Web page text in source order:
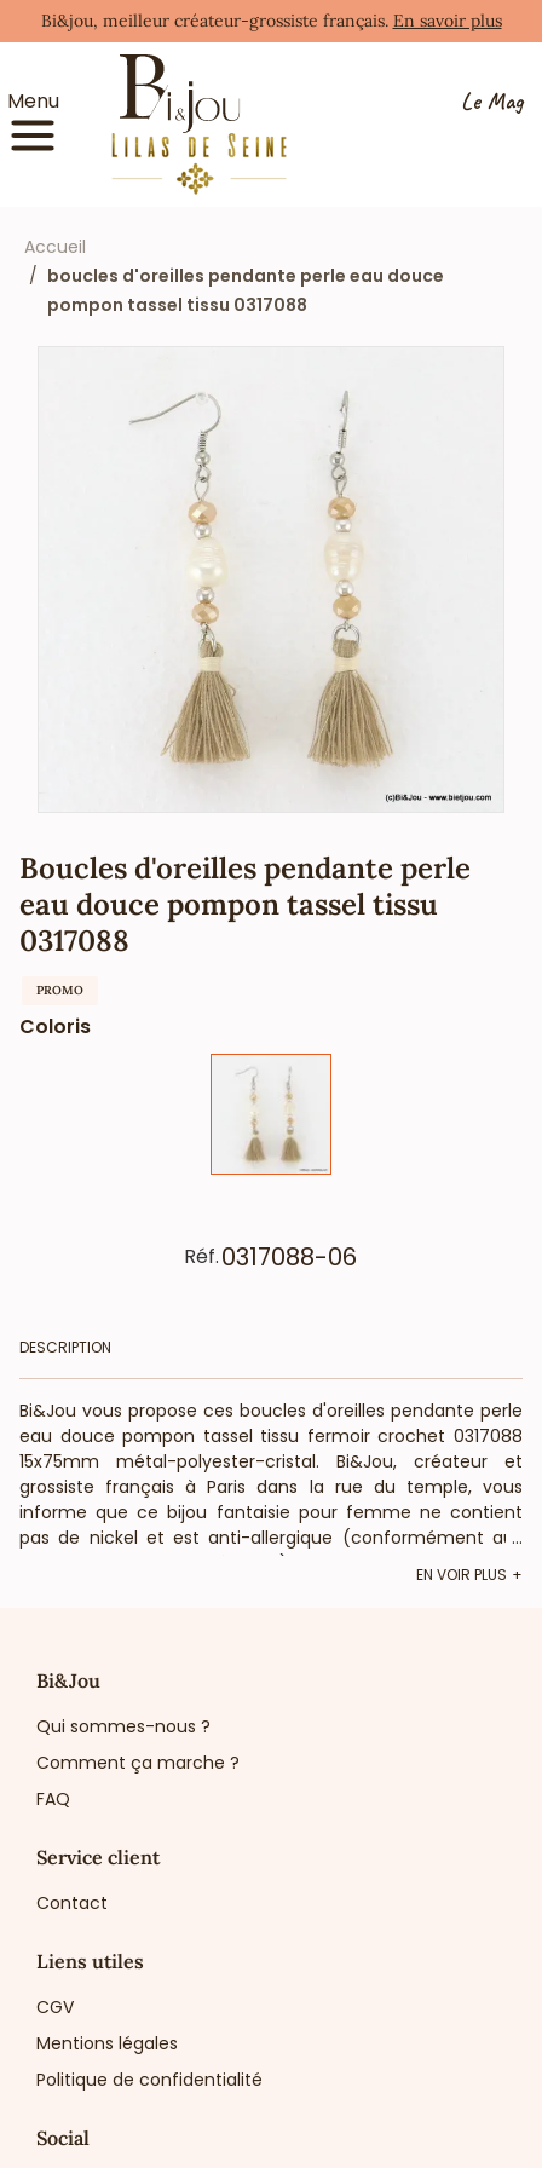
Bi&jou, meilleur créateur-grossiste français. En savoir plus
Menu Le Mag
Accueil
boucles d'oreilles pendante perle eau douce
pompon tassel tissu 0317088
Boucles d'oreilles pendante perle
eau douce pompon tassel tissu
0317088
PROMO
Coloris
Réf.0317088-06
DESCRIPTION
Bi&Jou vous propose ces boucles d'oreilles pendante perle
eau douce pompon tassel tissu fermoir crochet 0317088
15x75mm métal-polyester-cristal. Bi&Jou, créateur et
grossiste français à Paris dans la rue du temple, vous
informe que ce bijou fantaisie pour femme ne contient
pas de nickel et est anti-allergique (conformément aux
lois françaises et européennes).
...
EN VOIR PLUS
Bi&Jou
Qui sommes-nous ?
Comment ça marche ?
FAQ
Service client
Contact
Liens utiles
CGV
Mentions légales
Politique de confidentialité
Social